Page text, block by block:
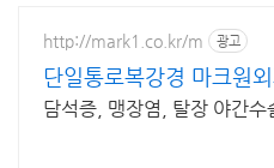
http://mark1.co.kr/m 광고
단일통로복강경 마크원
담석증, 맹장염, 탈장 야간